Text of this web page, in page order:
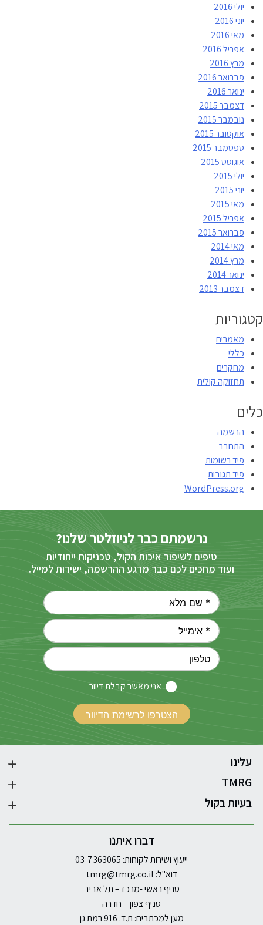
יולי 2016
יוני 2016
מאי 2016
אפריל 2016
מרץ 2016
פברואר 2016
ינואר 2016
דצמבר 2015
נובמבר 2015
אוקטובר 2015
ספטמבר 2015
אוגוסט 2015
יולי 2015
יוני 2015
מאי 2015
אפריל 2015
פברואר 2015
מאי 2014
מרץ 2014
ינואר 2014
דצמבר 2013
קטגוריות
מאמרים
כללי
מחקרים
תחזוקה קולית
כלים
הרשמה
התחבר
פיד רשומות
פיד תגובות
WordPress.org
נרשמתם כבר לניוזלטר שלנו?
טיפים לשיפור איכות הקול, טכניקות ייחודיות
ועוד מחכים לכם כבר מרגע ההרשמה, ישירות למייל.
אני מאשר קבלת דיוור
עלינו
TMRG
בעיות בקול
דברו איתנו
ייעוץ ושירות לקוחות: 03-7363065
דוא"ל: tmrg@tmrg.co.il
סניף ראשי -מרכז – תל אביב
סניף צפון – חדרה
מען למכתבים: ת.ד. 916 רמת גן